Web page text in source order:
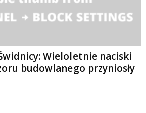
Wieloletnie naciski
budowlanego przyniosły